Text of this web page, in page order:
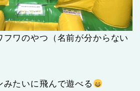
フワのやつ（名前が分からない
みたいに飛んで遊べる